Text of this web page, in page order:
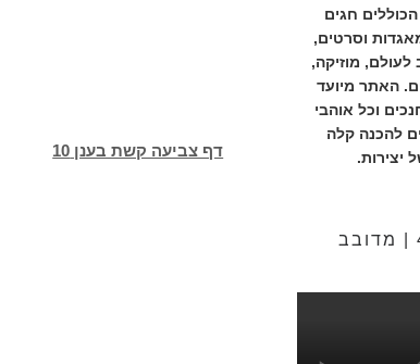
דף צביעה קשת בענן 10
חגים
וסרטים,
לעולם, מוזיקה,
האתר מיועד
וכל אוהבי
להכנה קלה
יצירות.